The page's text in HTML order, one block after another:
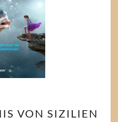
GEHEIMNIS
VON SIZILIEN